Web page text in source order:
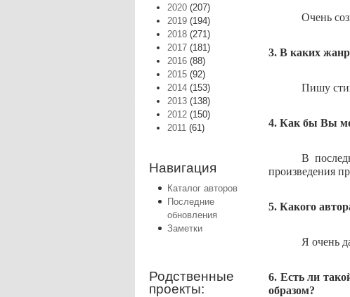
2020 (207)
2019 (194)
2018 (271)
2017 (181)
2016 (88)
2015 (92)
2014 (153)
2013 (138)
2012 (150)
2011 (61)
Навигация
Каталог авторов
Последние
обновления
Заметки
Родственные
проекты:
Очень
3. В каких
Пишу
4. Как бы Вы
В
произведения
5. Какого
Я очень
6. Есть ли
образом?